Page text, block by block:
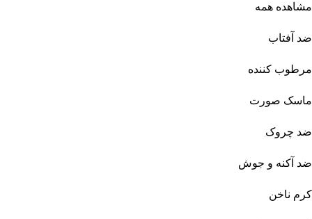
مشاهده همه
ضد آفتاب
مرطوب کننده
ماسک صورت
ضد چروک
ضد آکنه و جوش
کرم ناخن